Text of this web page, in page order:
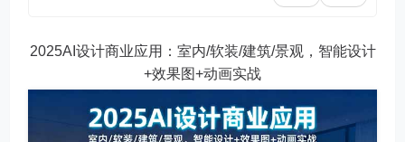
2025AI设计商业应用：室内/软装/建筑/景观，智能设计
+效果图+动画实战